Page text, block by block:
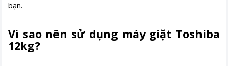
bạn.
Vì sao nên sử dụng máy giặt Toshiba
12kg?